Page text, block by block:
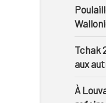
Tchak
aux
À